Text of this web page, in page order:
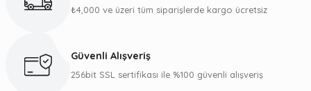
Ürün bilgilerinde hatalar bulunuyor.
₺4,000 ve üzeri tüm siparişlerde kargo ücretsiz
Güvenli Alışveriş
256bit SSL sertifikası ile %100 güvenli alışveriş